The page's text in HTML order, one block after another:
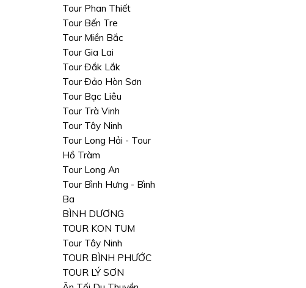
Tour Phan Thiết
Tour Bến Tre
Tour Miền Bắc
Tour Gia Lai
Tour Đắk Lắk
Tour Đảo Hòn Sơn
Tour Bạc Liêu
Tour Trà Vinh
Tour Tây Ninh
Tour Long Hải - Tour
Hồ Tràm
Tour Long An
Tour Bình Hưng - Bình
Ba
BÌNH DƯƠNG
TOUR KON TUM
Tour Tây Ninh
TOUR BÌNH PHƯỚC
TOUR LÝ SƠN